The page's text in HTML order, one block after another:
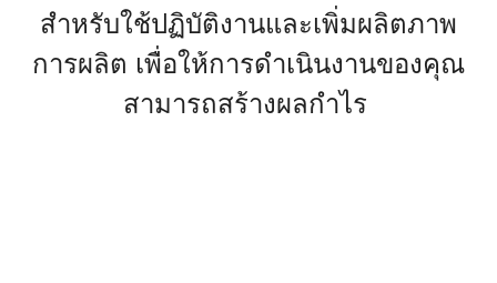
สำหรับใช้ปฏิบัติงานและเพิ่มผลิตภาพ
การผลิต เพื่อให้การดำเนินงานของคุณ
สามารถสร้างผลกำไร